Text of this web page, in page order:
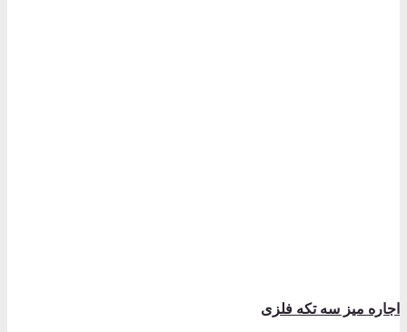
اجاره میز سه تکه فلزی